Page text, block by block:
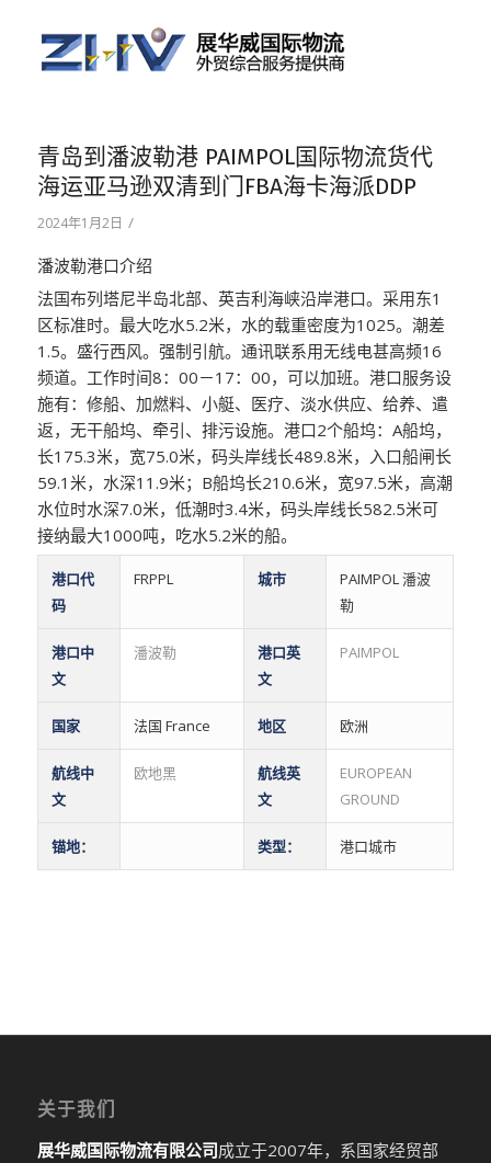
青岛到潘波勒港 PAIMPOL国际物流货代
海运亚马逊双清到门FBA海卡海派DDP
2024年1月2日 /
潘波勒港口介绍
法国布列塔尼半岛北部、英吉利海峡沿岸港口。采用东1
区标准时。最大吃水5.2米，水的载重密度为1025。潮差
1.5。盛行西风。强制引航。通讯联系用无线电甚高频16
频道。工作时间8：00－17：00，可以加班。港口服务设
施有：修船、加燃料、小艇、医疗、淡水供应、给养、遣
返，无干船坞、牵引、排污设施。港口2个船坞：A船坞，
长175.3米，宽75.0米，码头岸线长489.8米，入口船闸长
59.1米，水深11.9米；B船坞长210.6米，宽97.5米，高潮
水位时水深7.0米，低潮时3.4米，码头岸线长582.5米可
接纳最大1000吨，吃水5.2米的船。
港口代
码
FRPPL 城市
PAIMPOL 潘波
勒
港口中
文
潘波勒
港口英
文
PAIMPOL
国家 法国 France 地区 欧洲
航线中
文
欧地黑
航线英
文
EUROPEAN
GROUND
锚地： 类型： 港口城市
关于我们
展华威国际物流有限公司成立于2007年，系国家经贸部